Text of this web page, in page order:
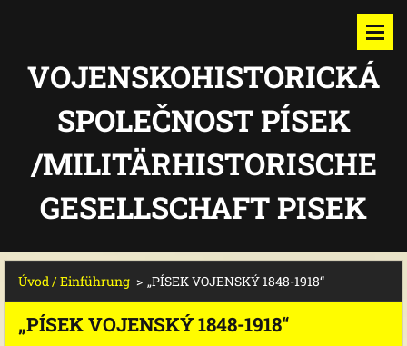
VOJENSKOHISTORICKÁ
SPOLEČNOST PÍSEK
/MILITÄRHISTORISCHE
GESELLSCHAFT PISEK
Úvod / Einführung > „PÍSEK VOJENSKÝ 1848-1918“
„PÍSEK VOJENSKÝ 1848-1918“